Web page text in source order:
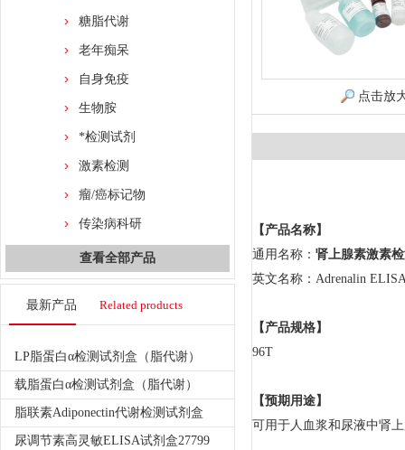
糖脂代谢
老年痴呆
自身免疫
生物胺
*检测试剂
激素检测
瘤/癌标记物
传染病科研
查看全部产品
最新产品 Related products
LP脂蛋白α检测试剂盒（脂代谢）
载脂蛋白α检测试剂盒（脂代谢）
脂联素Adiponectin代谢检测试剂盒
尿调节素高灵敏ELISA试剂盒27799
点击放
【产品名称】
通用名称： 肾上腺素激素
英文名称：Adrenalin
【产品规格】
96T
【预期用途】
可用于人血浆和尿液中肾